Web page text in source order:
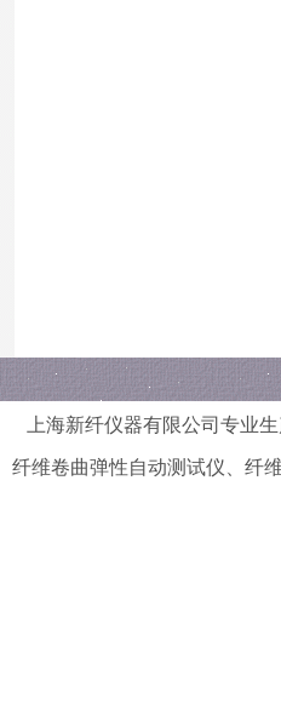
上海新纤仪器有限公司 专业
纤维卷曲弹性自动测试仪 纤